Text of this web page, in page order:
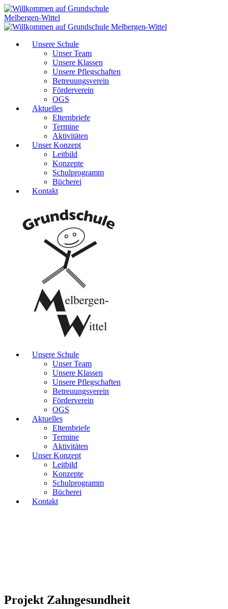
Unsere Schule
Unser Team
Unsere Klassen
Unsere Pflegschaften
Betreuungsverein
Förderverein
OGS
Aktuelles
Elternbriefe
Termine
Aktivitäten
Unser Konzept
Leitbild
Konzepte
Schulprogramm
Bücherei
Kontakt
Unsere Schule
Unser Team
Unsere Klassen
Unsere Pflegschaften
Betreuungsverein
Förderverein
OGS
Aktuelles
Elternbriefe
Termine
Aktivitäten
Unser Konzept
Leitbild
Konzepte
Schulprogramm
Bücherei
Kontakt
Projekt Zahngesundheit